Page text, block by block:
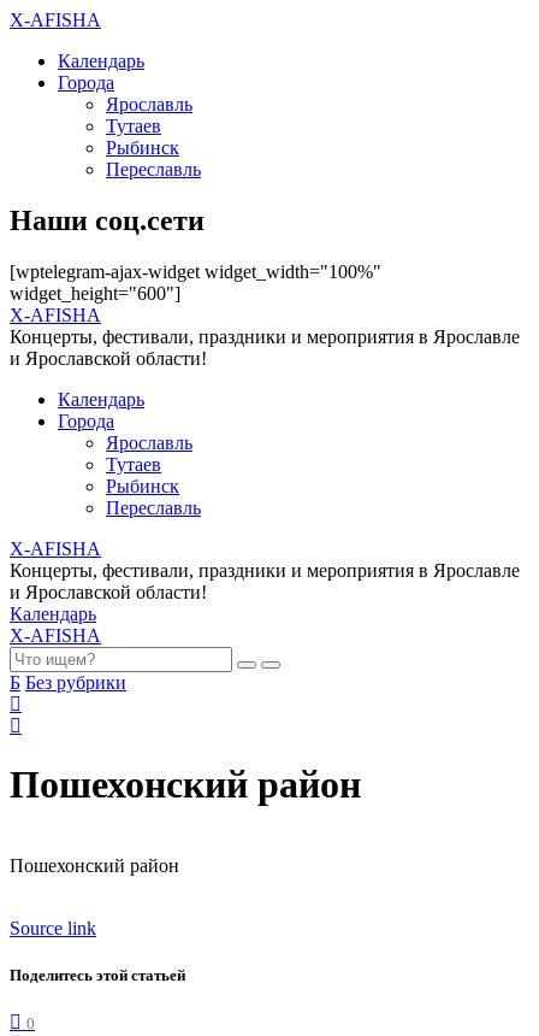
X-AFISHA
Календарь
Города
Ярославль
Тутаев
Рыбинск
Переславль
Наши соц.сети
[wptelegram-ajax-widget widget_width="100%"
widget_height="600"]
X-AFISHA
Концерты, фестивали, праздники и мероприятия в Ярославле
и Ярославской области!
Календарь
Города
Ярославль
Тутаев
Рыбинск
Переславль
X-AFISHA
Концерты, фестивали, праздники и мероприятия в Ярославле
и Ярославской области!
Календарь
X-AFISHA
Б Без рубрики
Пошехонский район
Пошехонский район
Source link
Поделитесь этой статьей
0